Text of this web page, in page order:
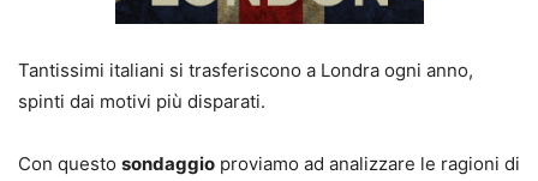
Tantissimi italiani si trasferiscono a Londra ogni anno,
spinti dai motivi più disparati.
Con questo sondaggio proviamo ad analizzare le ragioni di